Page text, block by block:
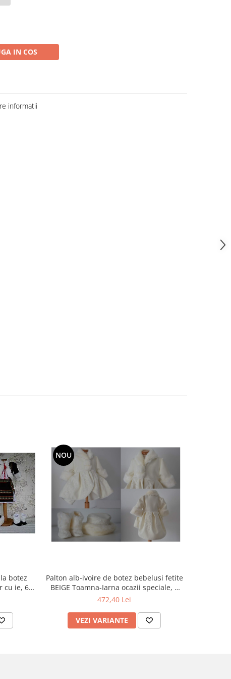
IN COS
informatii
botez
NOU
Palton alb-ivoire de botez bebelusi fetite
BEIGE Toamna-Iarna ocazii speciale, 3
piese
472,40 Lei
VEZI VARIANTE